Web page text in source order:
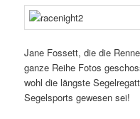
Jane Fossett, die die
ganze Reihe Fotos
wohl die längste
Segelsports gewesen sei!